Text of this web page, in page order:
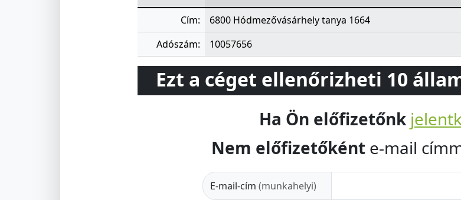
Cím:
6800 Hódmezővásárhely tanya 1664
Adószám:
10057656
Ezt a céget ellenőrizheti 10
Ha Ön előfizetőnk
Nem előfizetőként e-mail
E-mail-cím (munkahelyi)